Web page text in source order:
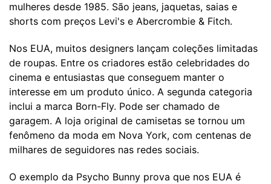
mulheres desde 1985. São jeans, jaquetas, saias e
shorts com preços Levi's e Abercrombie & Fitch.
Nos EUA, muitos designers lançam coleções limitadas
de roupas. Entre os criadores estão celebridades do
cinema e entusiastas que conseguem manter o
interesse em um produto único. A segunda categoria
inclui a marca Born-Fly. Pode ser chamado de
garagem. A loja original de camisetas se tornou um
fenômeno da moda em Nova York, com centenas de
milhares de seguidores nas redes sociais.
O exemplo da Psycho Bunny prova que nos EUA é